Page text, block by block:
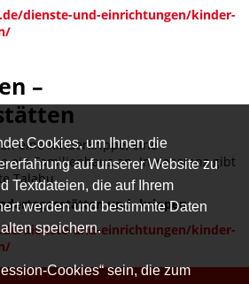
Cookies, um Ihnen die
auf unserer Website zu
Textdateien, die auf Ihrem
werden und bestimmte Daten
speichern.
Cookies“ sein, die zum
dienste-und-einrichtungen/kinder-
–
eine Kinderkrippe, eine
ein Familienhaus an. In Konstanz gibt
Talabu.
und -krippen:
dienste-und-einrichtungen/kinder-